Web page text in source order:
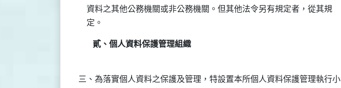
    資料之其他公務機關或非公務機關。但其他法令另有規定者，從其規
貳、個人資料保護管理組織
三、為落實個人資料之保護及管理，特設置本所個人資料保護管理執行小